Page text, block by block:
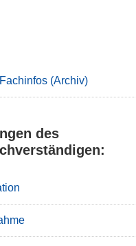
(Archiv)
des